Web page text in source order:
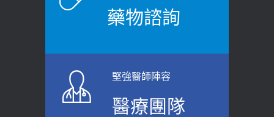
2026-06-08
上班常待在冷氣房？小心泌尿道感染
醫示警：1病症嚴重恐喪命
2021-03-05
骨科魏志定主任接受專訪 【年代電視
藥物諮詢
堅強醫師陣容
醫療團隊